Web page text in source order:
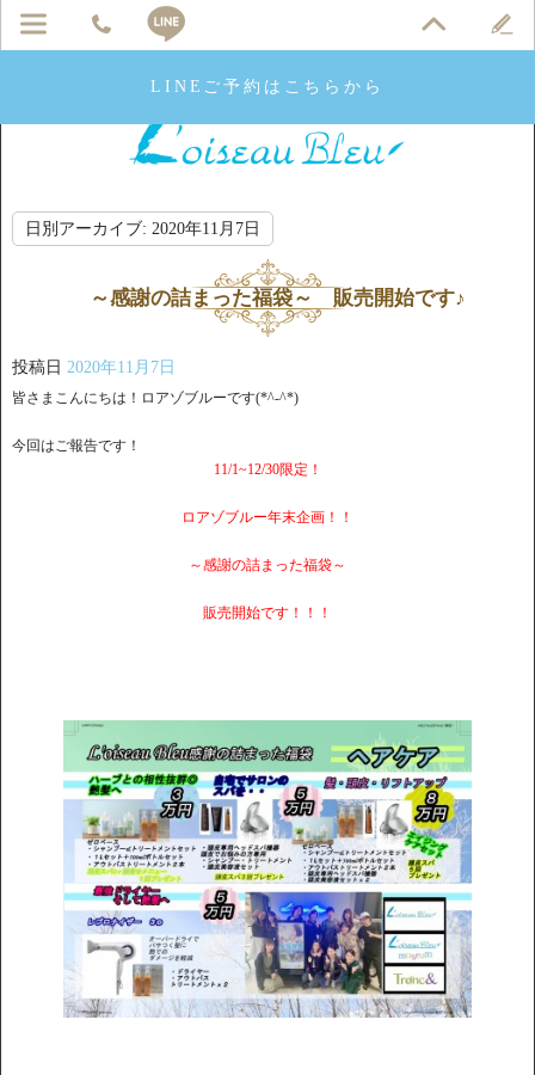
LINEご予約はこちらから
日別アーカイブ: 2020年11月7日
～感謝の詰まった福袋～ 販売開始です♪
投稿日 2020年11月7日
皆さまこんにちは！ロアゾブルーです(*^-^*)
今回はご報告です！
11/1~12/30限定！
ロアゾブルー年末企画！！
～感謝の詰まった福袋～
販売開始です！！！